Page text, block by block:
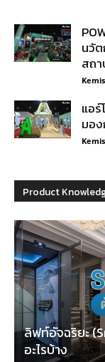
นวั
สถา
แอ
มอ
Product
ลิฟท์อัจฉริยะ
อะไรบ้าง